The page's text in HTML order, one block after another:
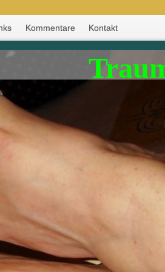
Kommentare Kontakt